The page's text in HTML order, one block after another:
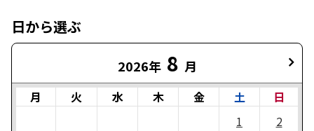
日から選ぶ
2026年 8 月
月 火 水 木 金 土
日
1
2